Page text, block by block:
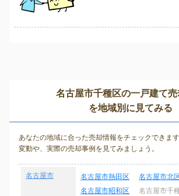
名古屋市千種区の一戸建て
を地域別に見てみる
あなたの地域に合った売却情報をチェックできま
変動や、実際の売却事例を見てみましょう。
名古屋市 名古屋市熱田区
名古屋市北
名古屋市昭和区
名古屋市千